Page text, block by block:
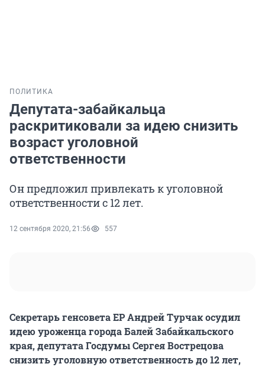
ПОЛИТИКА
Депутата-забайкальца
раскритиковали за идею снизить
возраст уголовной
ответственности
Он предложил привлекать к уголовной
ответственности с 12 лет.
12 сентября 2020, 21:56 557
Секретарь генсовета ЕР Андрей Турчак осудил
идею уроженца города Балей Забайкальского
края, депутата Госдумы Сергея Вострецова
снизить уголовную ответственность до 12 лет,